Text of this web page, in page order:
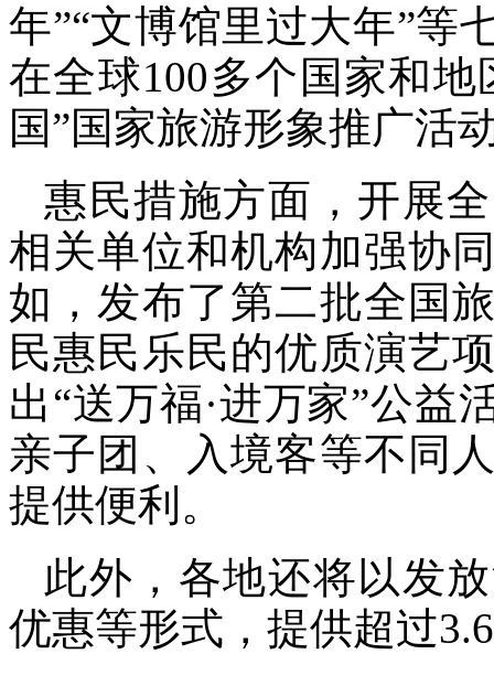
年”“文博馆里过大年”等
在全球100多个国家和
国”国家旅游形象推广活
惠民措施方面，开展
相关单位和机构加强协
如，发布了第二批全国
民惠民乐民的优质演艺
出“送万福·进万家”公益
亲子团、入境客等不同
提供便利。
此外，各地还将以发
优惠等形式，提供超过